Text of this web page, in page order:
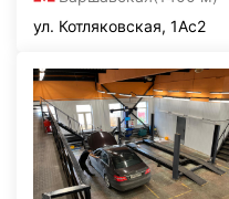
ул. Котляковская, 1Ас2